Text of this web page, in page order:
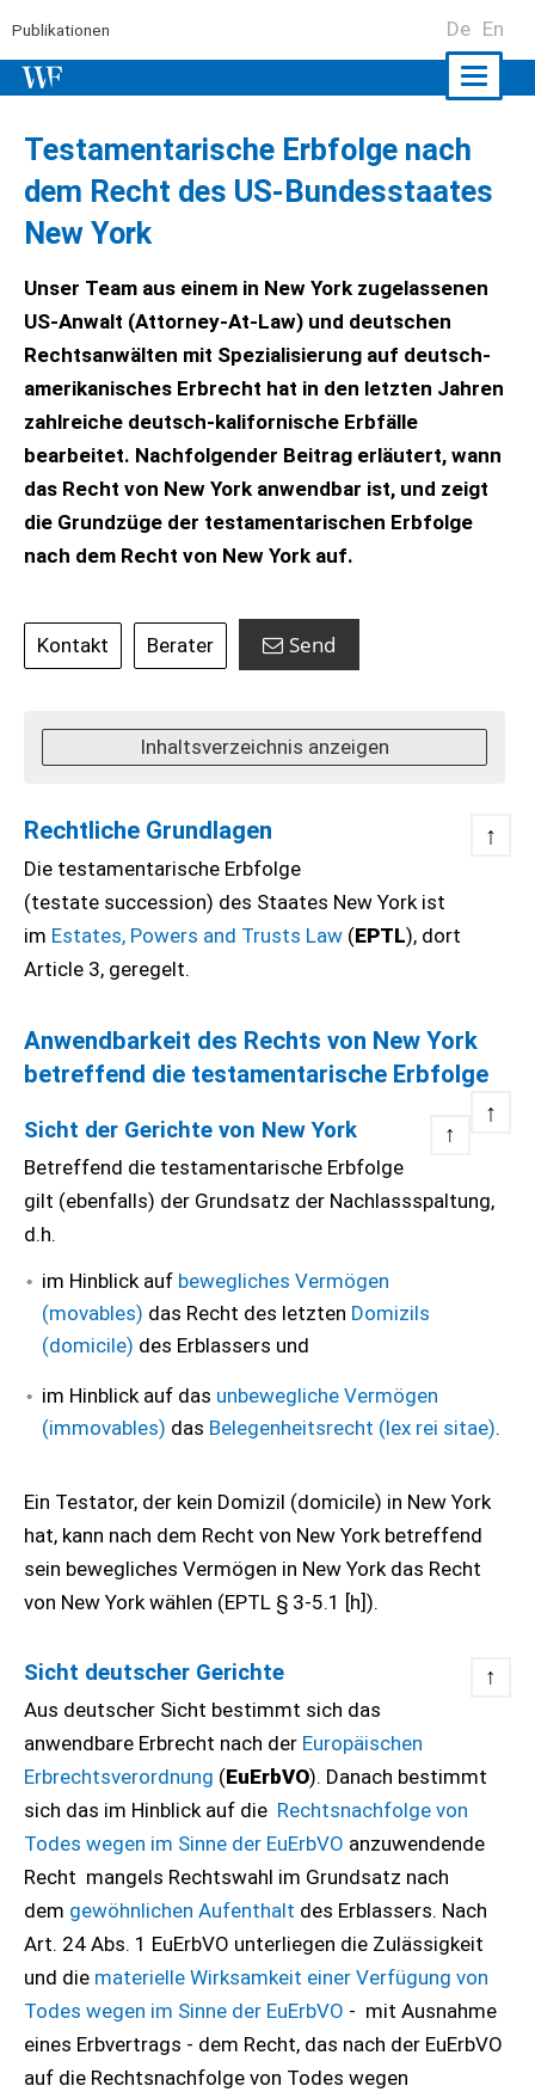
Publikationen De En
Testamentarische Erbfolge nach
dem Recht des US-Bundesstaates
New York
Unser Team aus einem in New York zugelassenen
US-Anwalt (Attorney-At-Law) und deutschen
Rechtsanwälten mit Spezialisierung auf deutsch-
amerikanisches Erbrecht hat in den letzten Jahren
zahlreiche deutsch-kalifornische Erbfälle
bearbeitet. Nachfolgender Beitrag erläutert, wann
das Recht von New York anwendbar ist, und zeigt
die Grundzüge der testamentarischen Erbfolge
nach dem Recht von New York auf.
Kontakt Berater Send
Inhaltsverzeichnis anzeigen
Rechtliche Grundlagen ↑
Die testamentarische Erbfolge
(testate succession) des Staates New York ist
im Estates, Powers and Trusts Law (EPTL), dort
Article 3, geregelt.
Anwendbarkeit des Rechts von New York
betreffend die testamentarische Erbfolge
↑
Sicht der Gerichte von New York ↑
Betreffend die testamentarische Erbfolge
gilt (ebenfalls) der Grundsatz der Nachlassspaltung,
d.h.
im Hinblick auf bewegliches Vermögen
(movables) das Recht des letzten Domizils
(domicile) des Erblassers und
im Hinblick auf das unbewegliche Vermögen
(immovables) das Belegenheitsrecht (lex rei sitae).
Ein Testator, der kein Domizil (domicile) in New York
hat, kann nach dem Recht von New York betreffend
sein bewegliches Vermögen in New York das Recht
von New York wählen (EPTL § 3-5.1 [h]).
Sicht deutscher Gerichte ↑
Aus deutscher Sicht bestimmt sich das
anwendbare Erbrecht nach der Europäischen
Erbrechtsverordnung (EuErbVO). Danach bestimmt
sich das im Hinblick auf die Rechtsnachfolge von
Todes wegen im Sinne der EuErbVO anzuwendende
Recht mangels Rechtswahl im Grundsatz nach
dem gewöhnlichen Aufenthalt des Erblassers. Nach
Art. 24 Abs. 1 EuErbVO unterliegen die Zulässigkeit
und die materielle Wirksamkeit einer Verfügung von
Todes wegen im Sinne der EuErbVO - mit Ausnahme
eines Erbvertrags - dem Recht, das nach der EuErbVO
auf die Rechtsnachfolge von Todes wegen